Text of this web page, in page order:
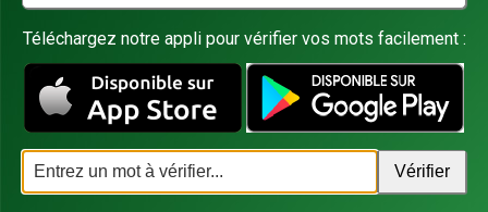
Téléchargez notre appli pour vérifier vos mots facilement :